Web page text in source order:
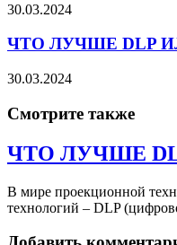
30.03.2024
ЧТО ЛУЧШЕ DLP
30.03.2024
Смотрите также
ЧТО ЛУЧШЕ
В мире проекционной
технологий – DLP